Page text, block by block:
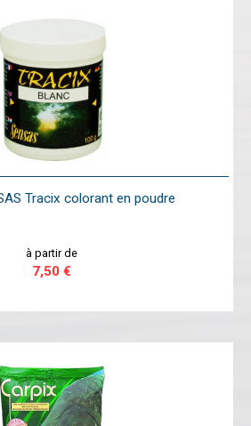
Tracix colorant en poudre
à partir de
7,50 €